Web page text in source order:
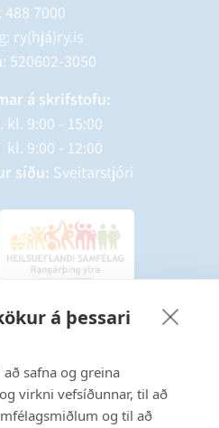
á þessari
safna og greina
virkni vefsíðunnar, til að
og til að
488 7000
ry(hjá)ry.is
520602-3050
á skrifstofu:
kl. 9:00 - 15:00
9:00 - 12:00
síðu: Sveitarstjóri